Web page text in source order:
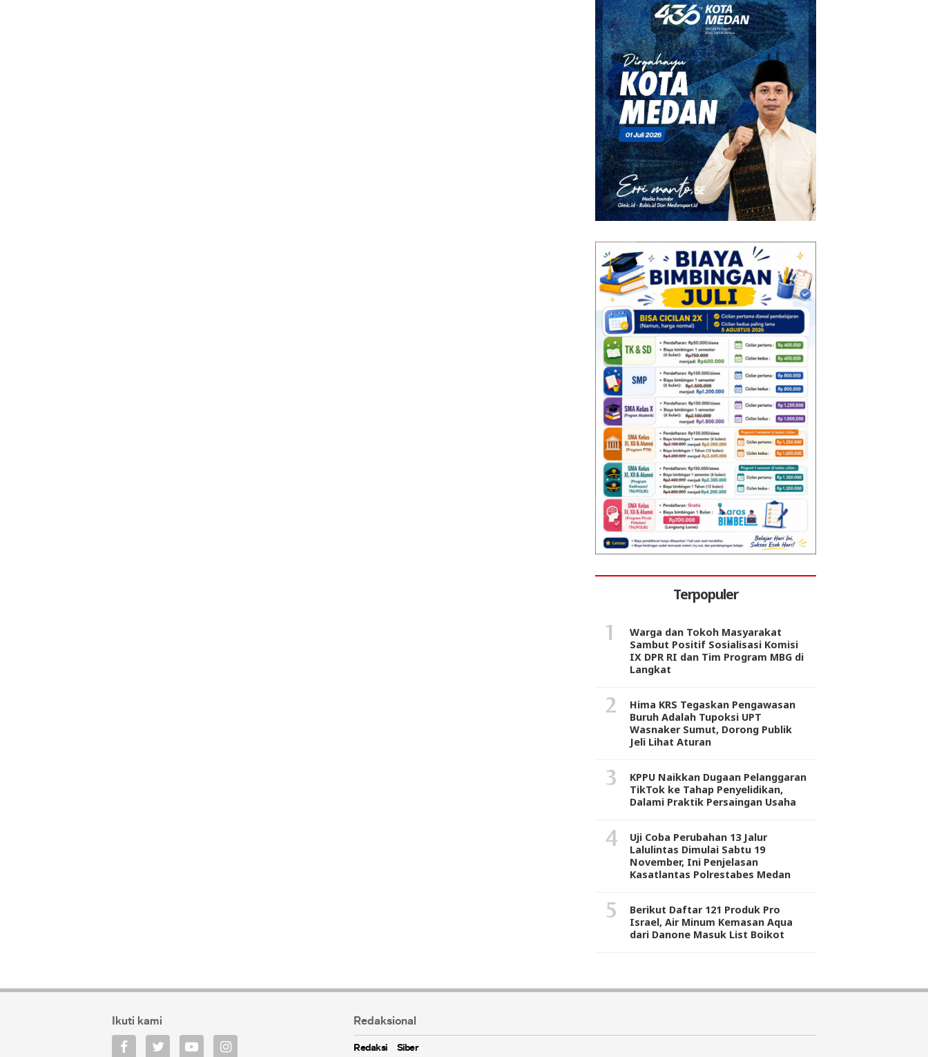
Terpopuler
Warga dan Tokoh Masyarakat
Sambut Positif Sosialisasi Komisi
IX DPR RI dan Tim Program MBG di
Langkat
Hima KRS Tegaskan Pengawasan
Buruh Adalah Tupoksi UPT
Wasnaker Sumut, Dorong Publik
Jeli Lihat Aturan
KPPU Naikkan Dugaan Pelanggaran
TikTok ke Tahap Penyelidikan,
Dalami Praktik Persaingan Usaha
Uji Coba Perubahan 13 Jalur
Lalulintas Dimulai Sabtu 19
November, Ini Penjelasan
Kasatlantas Polrestabes Medan
Berikut Daftar 121 Produk Pro
Israel, Air Minum Kemasan Aqua
dari Danone Masuk List Boikot
Ikuti kami Redaksional
Redaksi Siber